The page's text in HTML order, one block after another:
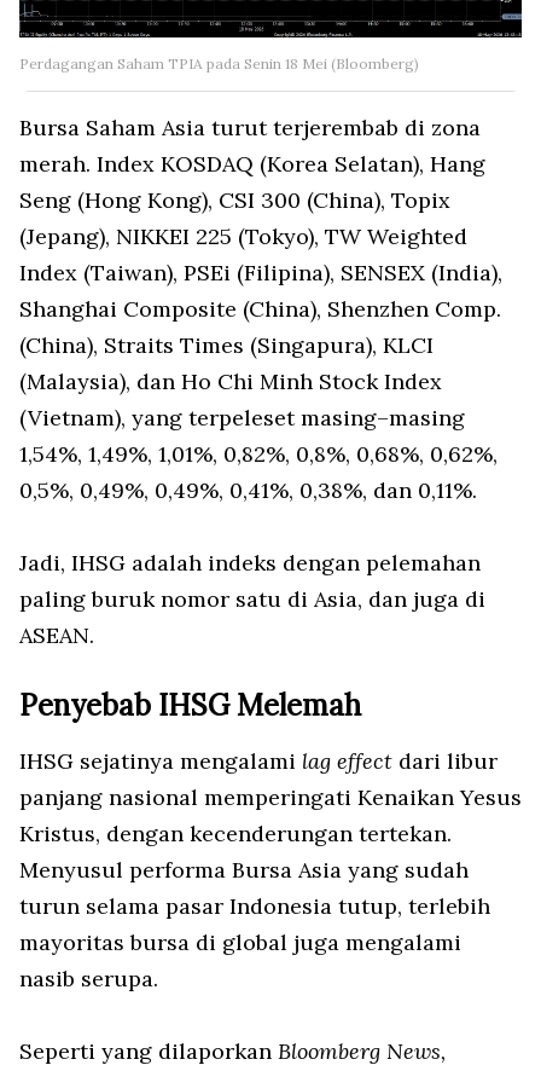
Perdagangan Saham TPIA pada Senin 18 Mei (Bloomberg)
Bursa Saham Asia turut terjerembab di zona
merah. Index KOSDAQ (Korea Selatan), Hang
Seng (Hong Kong), CSI 300 (China), Topix
(Jepang), NIKKEI 225 (Tokyo), TW Weighted
Index (Taiwan), PSEi (Filipina), SENSEX (India),
Shanghai Composite (China), Shenzhen Comp.
(China), Straits Times (Singapura), KLCI
(Malaysia), dan Ho Chi Minh Stock Index
(Vietnam), yang terpeleset masing–masing
1,54%, 1,49%, 1,01%, 0,82%, 0,8%, 0,68%, 0,62%,
0,5%, 0,49%, 0,49%, 0,41%, 0,38%, dan 0,11%.
Jadi, IHSG adalah indeks dengan pelemahan
paling buruk nomor satu di Asia, dan juga di
ASEAN.
Penyebab IHSG Melemah
IHSG sejatinya mengalami lag effect dari libur
panjang nasional memperingati Kenaikan Yesus
Kristus, dengan kecenderungan tertekan.
Menyusul performa Bursa Asia yang sudah
turun selama pasar Indonesia tutup, terlebih
mayoritas bursa di global juga mengalami
nasib serupa.
Seperti yang dilaporkan Bloomberg News,